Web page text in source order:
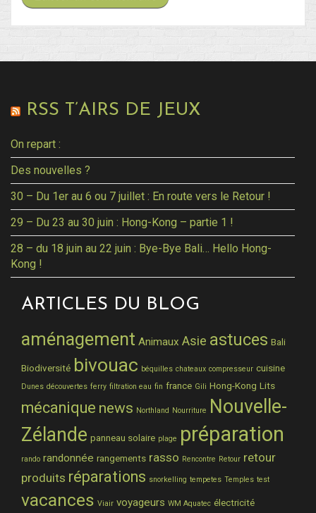
RSS T’AIRS DE JEUX
On repart :
Des nouvelles ?
30 – Du 1er au 6 ou 7 juillet : En route vers le Retour !
29 – Du 23 au 30 juin : Hong-Kong – partie 1 !
28 – du 18 juin au 22 juin : Bye-Bye Bali… Hello Hong-
Kong !
ARTICLES DU BLOG
aménagement Animaux Asie astuces Bali
Biodiversité bivouac béquilles chateaux compresseur cuisine
Dunes découvertes ferry filtration eau fin france Gili Hong-Kong Lits
mécanique news Northland Nourriture Nouvelle-
Zélande panneau solaire plage préparation
rando randonnée rangements rasso Rencontre Retour retour
produits réparations snorkelling tempetes Temples test
vacances Viair voyageurs WM Aquatec électricité